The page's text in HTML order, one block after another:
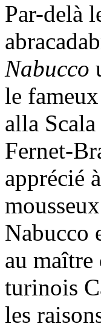
Par-delà
Nabucco
le
alla
Fernet-
apprécié
Nabucco
au maître
turinois
les